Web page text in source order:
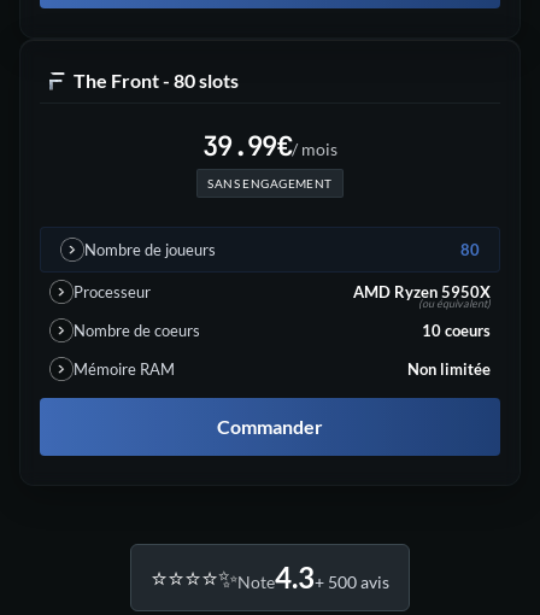
The Front - 80 slots
39.99€/ mois
SANS ENGAGEMENT
Nombre de joueurs 80
Processeur AMD Ryzen 5950X
(ou équivalent)
Nombre de coeurs 10coeurs
Mémoire RAM
Non limitée
Commander
⭐️⭐️⭐️⭐️✨Note4.3+ 500 avis